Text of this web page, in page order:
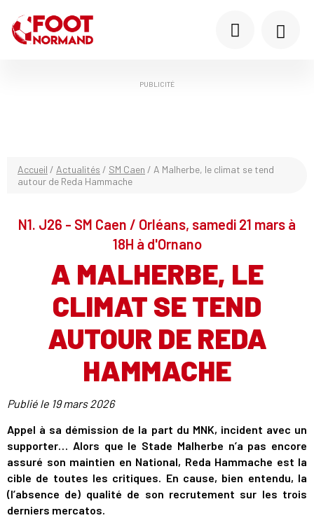
PUBLICITÉ
Accueil / Actualités / SM Caen / A Malherbe, le climat se tend
autour de Reda Hammache
N1. J26 - SM Caen / Orléans, samedi 21 mars à
18H à d'Ornano
A MALHERBE, LE
CLIMAT SE TEND
AUTOUR DE REDA
HAMMACHE
Publié le 19 mars 2026
Appel à sa démission de la part du MNK, incident avec un
supporter… Alors que le Stade Malherbe n’a pas encore
assuré son maintien en National, Reda Hammache est la
cible de toutes les critiques. En cause, bien entendu, la
(l’absence de) qualité de son recrutement sur les trois
derniers mercatos.